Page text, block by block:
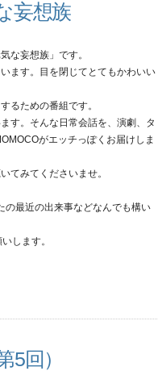
妄想族
な妄想族」です。
ます。目を閉じてとてもかわいい
るための番組です。
す。そんな日常会話を、演劇、タ
がエッチっぽくお届けしま
てみてくださいませ。
の最近の出来事などなんでも構い
します。
回）